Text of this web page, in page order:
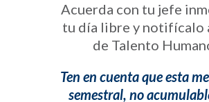
Acuerda con tu jefe
tu día libre y notifícalo
de Talento
Ten en cuenta que esta
semestral, no